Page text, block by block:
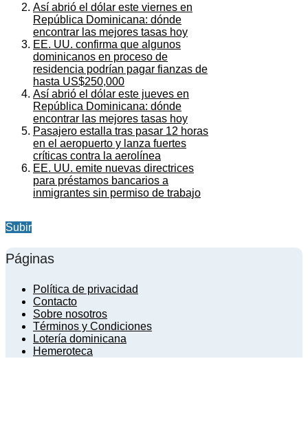
Así abrió el dólar este viernes en
República Dominicana: dónde
encontrar las mejores tasas hoy
EE. UU. confirma que algunos
dominicanos en proceso de
residencia podrían pagar fianzas de
hasta US$250,000
Así abrió el dólar este jueves en
República Dominicana: dónde
encontrar las mejores tasas hoy
Pasajero estalla tras pasar 12 horas
en el aeropuerto y lanza fuertes
críticas contra la aerolínea
EE. UU. emite nuevas directrices
para préstamos bancarios a
inmigrantes sin permiso de trabajo
Subir
Páginas
Política de privacidad
Contacto
Sobre nosotros
Términos y Condiciones
Lotería dominicana
Hemeroteca